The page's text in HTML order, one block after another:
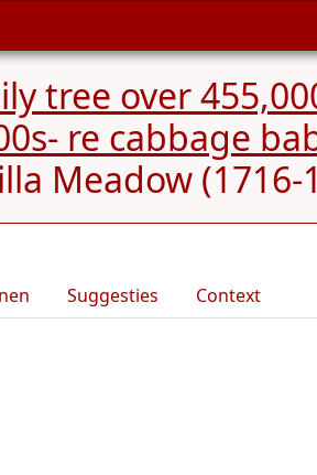
tree over
re cabbage
Meadow (1716-
Suggesties Context